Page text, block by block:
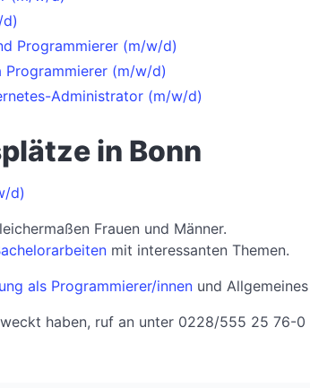
Programmierer (m/w/d)
Programmierer (m/w/d)
Administrator (m/w/d)
in Bonn
d)
Frauen und Männer.
mit interessanten Themen.
als Programmierer/innen und
haben, ruf an unter 0228/555 25 76-